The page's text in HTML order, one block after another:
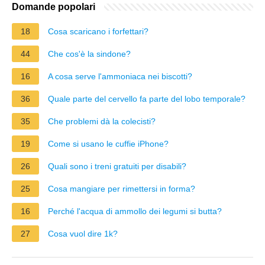
Domande popolari
18 Cosa scaricano i forfettari?
44 Che cos'è la sindone?
16 A cosa serve l'ammoniaca nei biscotti?
36 Quale parte del cervello fa parte del lobo temporale?
35 Che problemi dà la colecisti?
19 Come si usano le cuffie iPhone?
26 Quali sono i treni gratuiti per disabili?
25 Cosa mangiare per rimettersi in forma?
16 Perché l'acqua di ammollo dei legumi si butta?
27 Cosa vuol dire 1k?